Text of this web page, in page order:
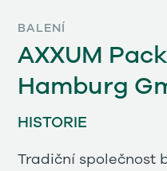
BALENÍ
AXXUM
Hamburg
HISTORIE
Tradiční společnost